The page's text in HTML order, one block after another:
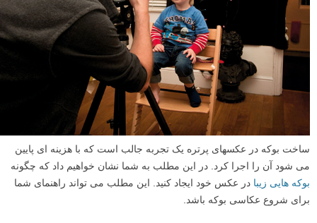
ساخت بوکه در عکسهای پرتره یک تجربه جالب است که با هزینه ای پایین
می شود آن را اجرا کرد. در این مطلب به شما نشان خواهیم داد که چگونه
بوکه هایی زیبا در عکس خود ایجاد کنید. این مطلب می تواند راهنمای شما
برای شروع عکاسی بوکه باشد.